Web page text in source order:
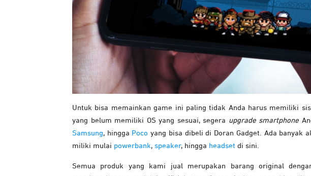
Untuk bisa memainkan game ini paling tidak Anda harus memiliki
yang belum memiliki OS yang sesuai, segera upgrade smartphone
Samsung, hingga Poco yang bisa dibeli di Doran Gadget. Ada banyak
miliki mulai powerbank, speaker, hingga headset di sini.
Semua produk yang kami jual merupakan barang original